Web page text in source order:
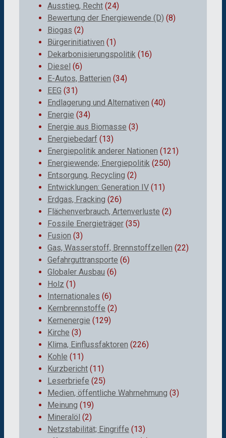
Ausstieg, Recht (24)
Bewertung der Energiewende (D) (8)
Biogas (2)
Bürgerinitiativen (1)
Dekarbonisierungspolitik (16)
Diesel (6)
E-Autos, Batterien (34)
EEG (31)
Endlagerung und Alternativen (40)
Energie (34)
Energie aus Biomasse (3)
Energiebedarf (13)
Energiepolitik anderer Nationen (121)
Energiewende; Energiepolitik (250)
Entsorgung, Recycling (2)
Entwicklungen: Generation IV (11)
Erdgas, Fracking (26)
Flächenverbrauch, Artenverluste (2)
Fossile Energieträger (35)
Fusion (3)
Gas, Wasserstoff, Brennstoffzellen (22)
Gefahrguttransporte (6)
Globaler Ausbau (6)
Holz (1)
Internationales (6)
Kernbrennstoffe (2)
Kernenergie (129)
Kirche (3)
Klima, Einflussfaktoren (226)
Kohle (11)
Kurzbericht (11)
Leserbriefe (25)
Medien, öffentliche Wahrnehmung (3)
Meinung (19)
Mineralöl (2)
Netzstabilität; Eingriffe (13)